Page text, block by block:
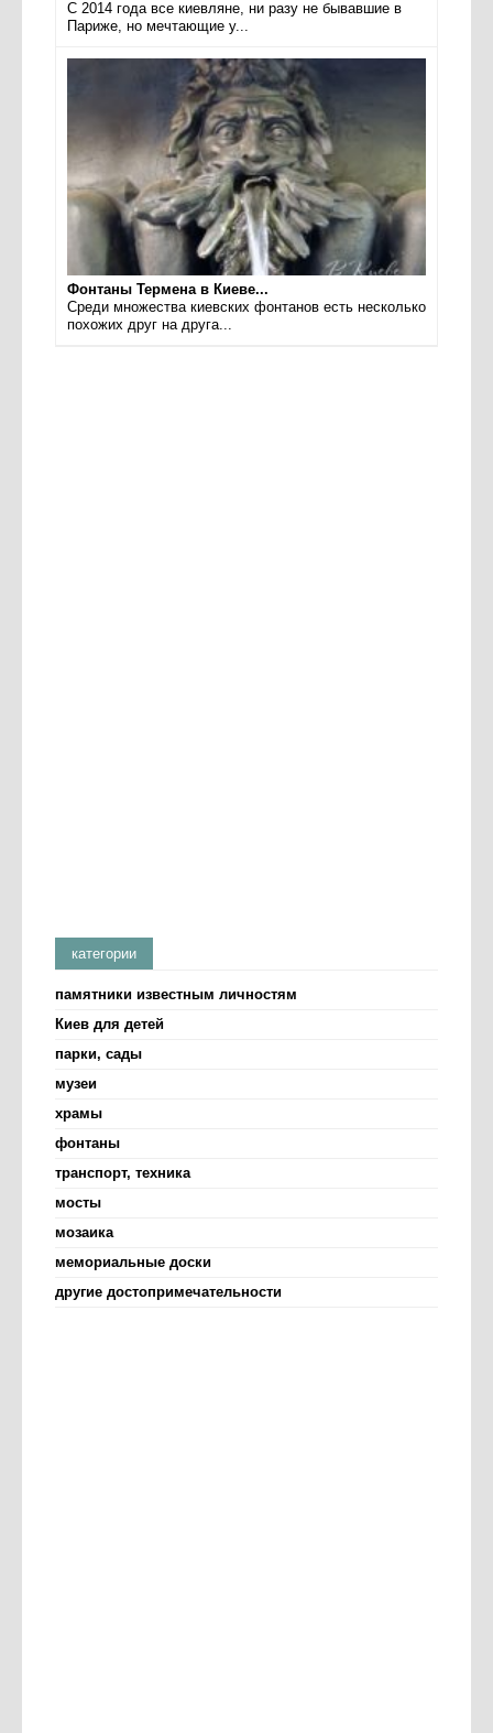
С 2014 года все киевляне, ни разу не бывавшие в
Париже, но мечтающие у...
Фонтаны Термена в Киеве...
Среди множества киевских фонтанов есть несколько
похожих друг на друга...
категории
памятники известным личностям
Киев для детей
парки, сады
музеи
храмы
фонтаны
транспорт, техника
мосты
мозаика
мемориальные доски
другие достопримечательности